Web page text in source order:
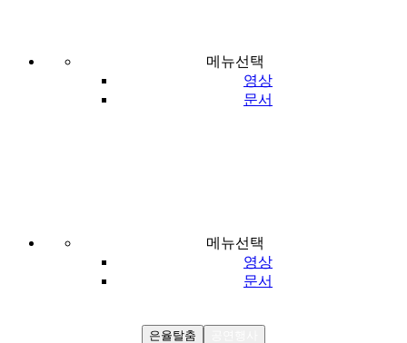
메뉴선택
영상
문서
메뉴선택
영상
문서
은율탈춤